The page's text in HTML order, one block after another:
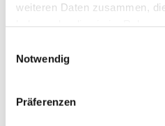
weiteren Daten zusammen,
Cookies, wenn Sie unsere
können Sie Ihre
widerrufen.
Notwendig
Präferenzen